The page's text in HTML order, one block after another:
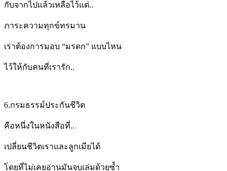
กับจากไปแล้วเหลือไว้แต่..
ภาระความทุกข์ทรมาน
เราต้องการมอบ “มรดก” แบบไหน
ไว้ให้กับคนที่เรารัก..
6.กรมธรรม์ประกันชีวิต
คือหนึ่งในหนังสือที่..
เปลี่ยนชีวิตเราและลูกเมียได้
โดยที่ไม่เคยอ่านมันจบเล่มด้วยซ้ำ